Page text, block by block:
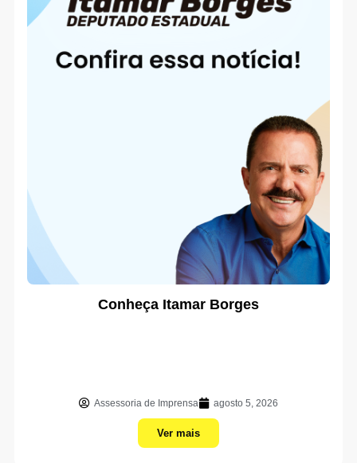
Conheça Itamar Borges
Assessoria de Imprensa agosto 5, 2026
Ver mais